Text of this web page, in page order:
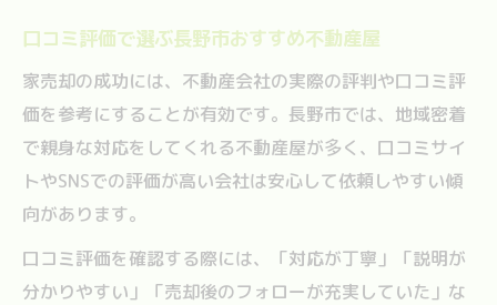
口コミ評価で選ぶ長野市おすすめ不動産屋
家売却の成功には、不動産会社の実際の評判や口コミ評
価を参考にすることが有効です。長野市では、地域密着
で親身な対応をしてくれる不動産屋が多く、口コミサイ
トやSNSでの評価が高い会社は安心して依頼しやすい傾
向があります。
口コミ評価を確認する際には、「対応が丁寧」「説明が
分かりやすい」「売却後のフォローが充実していた」な